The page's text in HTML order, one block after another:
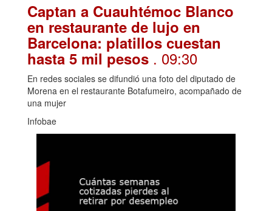
Captan a Cuauhtémoc Blanco
en restaurante de lujo en
Barcelona: platillos cuestan
hasta 5 mil pesos . 09:30
En redes sociales se difundió una foto del diputado de
Morena en el restaurante Botafumeiro, acompañado de
una mujer
Infobae